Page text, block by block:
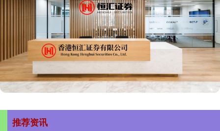
推荐资讯